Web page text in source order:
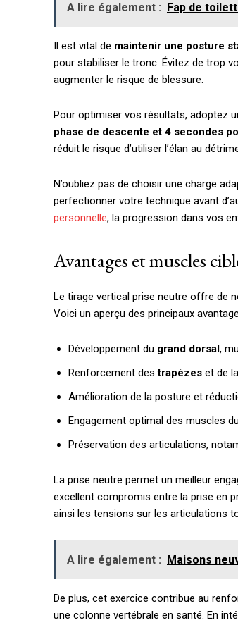
A lire également : Fap de
Il est vital de maintenir une posture
pour stabiliser le tronc. Évitez de trop
augmenter le risque de blessure.
Pour optimiser vos résultats, adoptez
phase de descente et 4 secondes
réduit le risque d’utiliser l’élan au
N’oubliez pas de choisir une charge
perfectionner votre technique avant
personnelle, la progression dans vos
Avantages et muscles
Le tirage vertical prise neutre offre de
Voici un aperçu des principaux
Développement du grand dorsal,
Renforcement destrapèzes et de la
Amélioration de la posture et
Engagement optimal des muscles
Préservation des articulations,
La prise neutre permet un meilleur
excellent compromis entre la prise en
ainsi les tensions sur les articulations
A lire également : Maisons
De plus, cet exercice contribue au
une colonne vertébrale en santé. En